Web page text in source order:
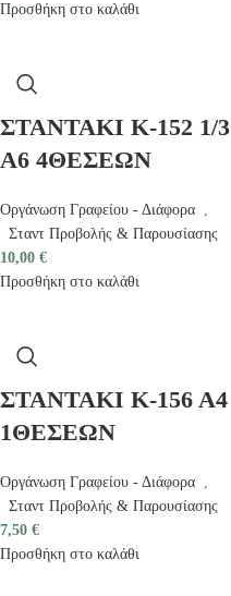
Προσθήκη στο καλάθι
ΣΤΑΝΤΑΚΙ Κ-152 1/3
Α6 4ΘΕΣΕΩΝ
Οργάνωση Γραφείου - Διάφορα ,
Σταντ Προβολής & Παρουσίασης
10,00 €
Προσθήκη στο καλάθι
ΣΤΑΝΤΑΚΙ Κ-156 Α4
1ΘΕΣΕΩΝ
Οργάνωση Γραφείου - Διάφορα ,
Σταντ Προβολής & Παρουσίασης
7,50 €
Προσθήκη στο καλάθι